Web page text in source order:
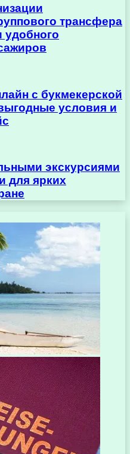
трансфера
удобного
с букмекерской
условия и
экскурсиями
для ярких